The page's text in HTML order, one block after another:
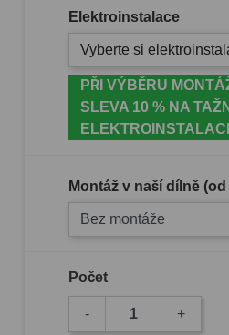
Elektroinstalace
Vyberte si
PŘI VÝBĚRU
SLEVA 10 % NA
Montáž v naší dílně (od
Bez montáže
Počet
- +